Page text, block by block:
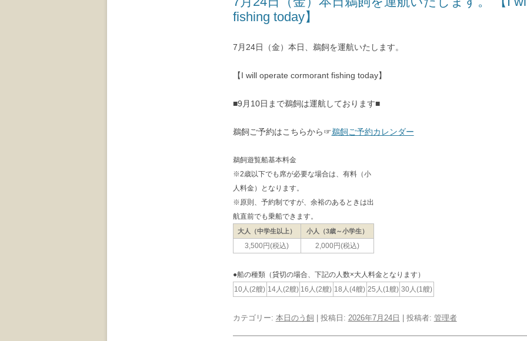
fishing today】
7月24日（金）本日、鵜飼を運航いたします。
【I will operate cormorant fishing today】
■9月10日まで鵜飼は運航しております■
鵜飼ご予約はこちらから☞鵜飼ご予約カレンダー
鵜飼遊覧船基本料金
※2歳以下でも席が必要な場合は、有料（小
人料金）となります。
※原則、予約制ですが、余裕のあるときは出
航直前でも乗船できます。
大人（中学生以上） 小人（3歳～小学生）
3,500円(税込) 2,000円(税込)
●船の種類（貸切の場合、下記の人数×大人料金となります）
10人(2艘) 14人(2艘) 16人(2艘) 18人(4艘) 25人(1艘) 30人(1艘)
カテゴリー: 本日のう飼 | 投稿日: 2026年7月24日 投稿者: 管理者